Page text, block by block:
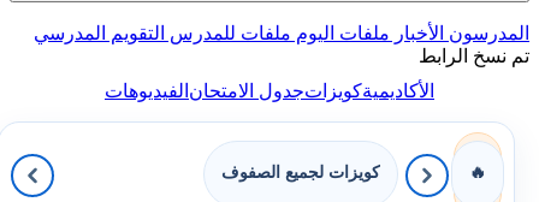
الأخبارملفات اليومملفات للمدرس التقويم المدرسي
كويزاتجدول الامتحان الفيديوهات
كويزات لجميع الصفوف